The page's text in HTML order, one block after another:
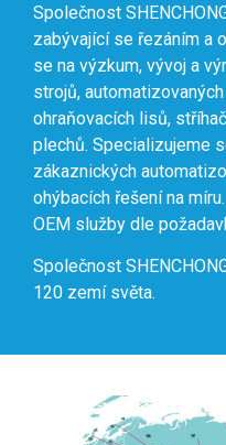
Společnost
zabývající se řezáním a
se na výzkum, vývoj a
strojů,
ohraňovacích lisů,
plechů. Specializujeme
zákaznických
ohýbacích řešení na
OEM služby dle
Společnost
120 zemí světa.